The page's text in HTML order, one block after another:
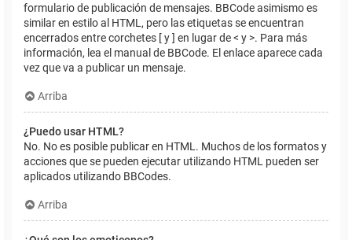
formulario de publicación de mensajes. BBCode asimismo es
similar en estilo al HTML, pero las etiquetas se encuentran
encerrados entre corchetes [ y ] en lugar de < y >. Para más
información, lea el manual de BBCode. El enlace aparece cada
vez que va a publicar un mensaje.
Arriba
¿Puedo usar HTML?
No. No es posible publicar en HTML. Muchos de los formatos y
acciones que se pueden ejecutar utilizando HTML pueden ser
aplicados utilizando BBCodes.
Arriba